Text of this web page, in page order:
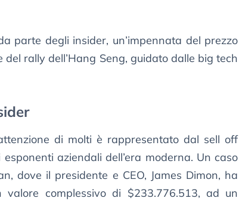
parte degli insider, un’impennata del prezzo
rally dell’Hang Seng, guidato dalle big tech
di molti è rappresentato dal sell off
aziendali dell’era moderna. Un caso
dove il presidente e CEO, James Dimon, ha
complessivo di $233.776.513, ad un